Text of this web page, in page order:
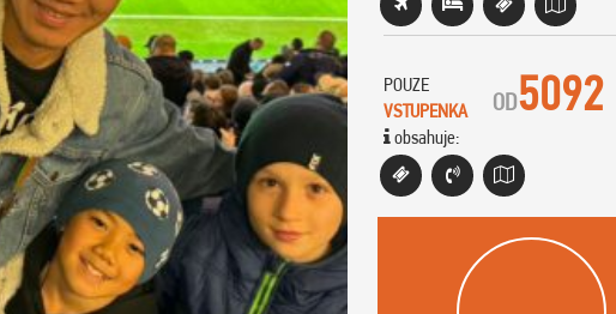
POUZE
VSTUPENKA
obsahuje:
OD5092